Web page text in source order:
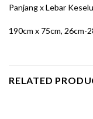
Panjang x Lebar
190cm x 75cm, 26cm-
RELATED